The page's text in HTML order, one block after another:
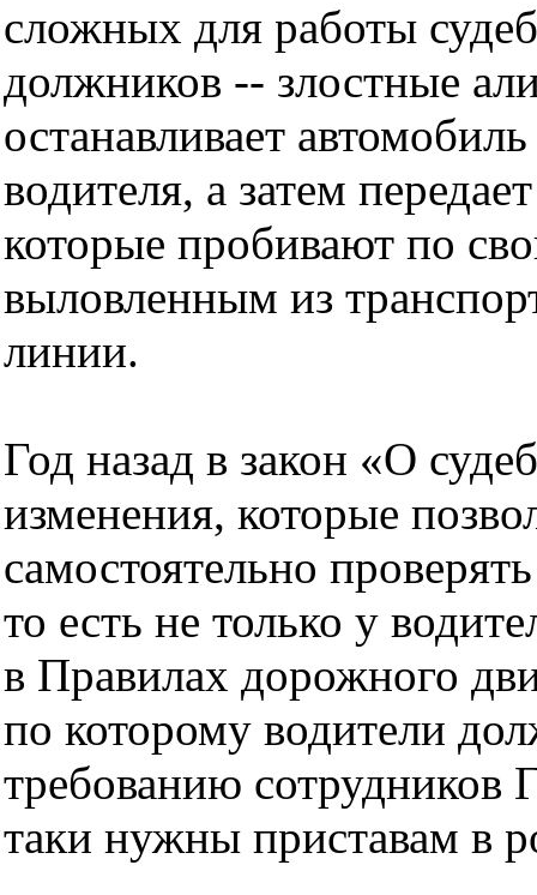
сложных для работы
должников -- злостные
останавливает
водителя, а затем
которые пробивают по
выловленным из
линии.
Год назад в закон «О
изменения, которые
самостоятельно
то есть не только у
в Правилах дорожного
по которому водители
требованию
таки нужны приставам в